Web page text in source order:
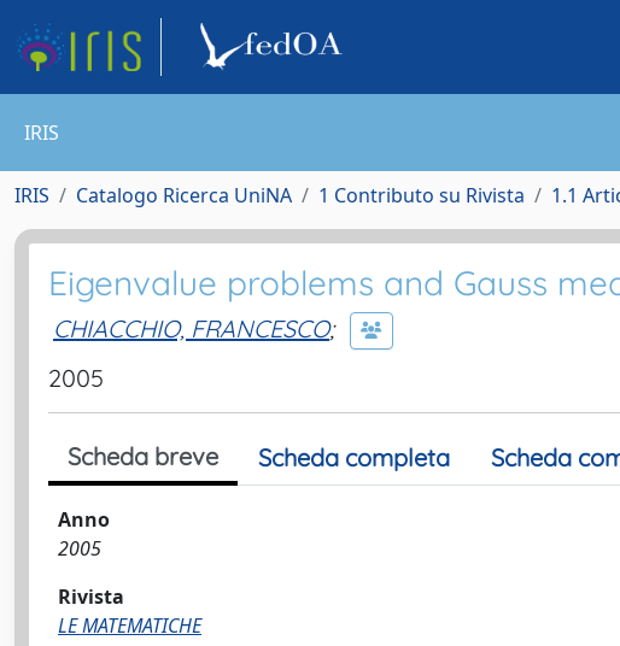
IRIS
IRIS Catalogo Ricerca UniNA 1 Contributo su Rivista 1.1
Eigenvalue problems and Gauss
CHIACCHIO, FRANCESCO;
2005
Scheda breve Scheda completa Scheda
Anno
2005
Rivista
LE MATEMATICHE